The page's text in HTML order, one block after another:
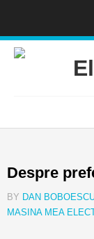
content
Despre
BY DAN
MASINA MEA